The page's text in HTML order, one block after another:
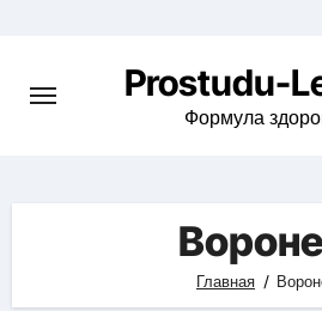
содержимому
Prostudu-
Формула
Главная